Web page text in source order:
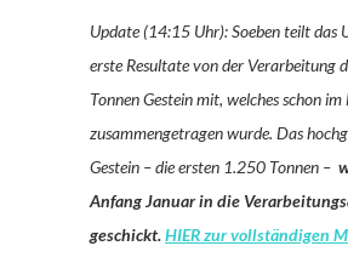
Update (14:15 Uhr): Soeben teilt das
erste Resultate von der Verarbeitung
Tonnen Gestein mit, welches schon
zusammengetragen wurde. Das
Gestein – die ersten 1.250 Tonnen –
Anfang Januar in die
geschickt.HIER zur vollständigen